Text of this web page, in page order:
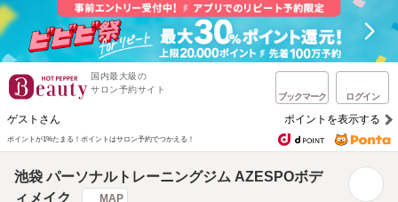
国内最大級の
サロン予約サイト
ブックマーク ログイン
ゲストさん ポイントを表示する
ポイントが1%たまる！ ポイントはサロン予約でつかえる！
池袋 パーソナルトレーニングジム AZESPOボデ
ィメイク
MAP